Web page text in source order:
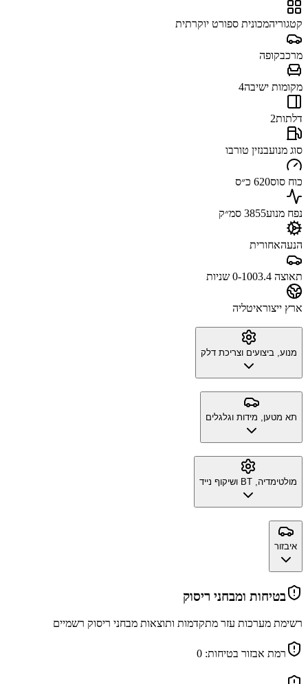
קטגוריהמכונית ספורט יוקרתית
מרכבקופה
מקומות ישיבה4
דלתות2
סוג מנועבנזין טורבו
כוח סוס620 כ״ס
נפח מנוע3855 סמ״ק
הנעהאחורית
תאוצה 0-100 3.4 שניות
ארץ ייצוראיטליה
מנוע, ביצועים וצריכת דלק
תא מטען, מידות וגלגלים
מולטימדיה, BT ושיקוף נייד
איבזור
בטיחות ומבחני ריסוק
רשימת מערכות עזר מתקדמות ותוצאות מבחני ריסוק רשמיים
רמת אבזור בטיחות: 0